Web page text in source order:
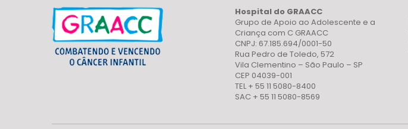
Hospital do GRAACC
Grupo de Apoio ao Adolescente e a
Criança com C GRAACC
CNPJ: 67.185.694/0001-50
Rua Pedro de Toledo, 572
Vila Clementino – São Paulo – SP
CEP 04039-001
TEL + 55 11 5080-8400
SAC + 55 11 5080-8569